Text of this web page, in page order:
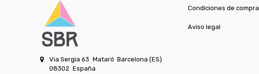
Via Sergia 63 Mataró Barcelona (ES)
08302 España
Condiciones de compra
Aviso legal